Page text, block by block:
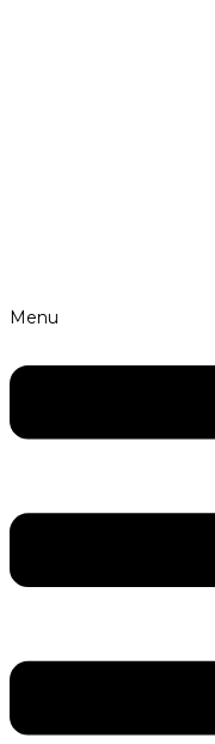
Menu